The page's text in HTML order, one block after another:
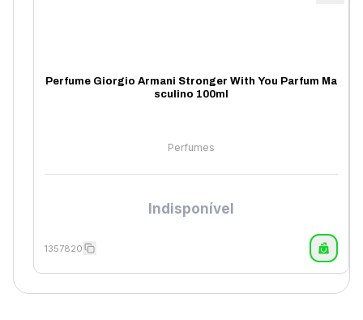
Perfume Giorgio Armani Stronger With You Parfum Ma
sculino 100ml
Perfumes
Indisponível
1357820